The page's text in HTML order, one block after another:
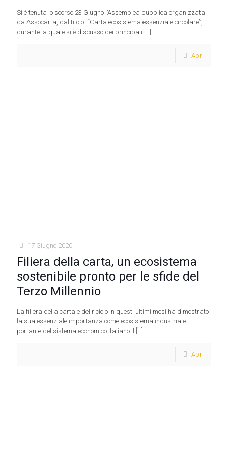
Si è tenuta lo scorso 23 Giugno l’Assemblea pubblica organizzata
da Assocarta, dal titolo: “Carta ecosistema essenziale circolare”,
durante la quale si è discusso dei principali […]
Apri
17 Giugno 2020
Filiera della carta, un ecosistema
sostenibile pronto per le sfide del
Terzo Millennio
La filiera della carta e del riciclo in questi ultimi mesi ha dimostrato
la sua essenziale importanza come ecosistema industriale
portante del sistema economico italiano. I […]
Apri